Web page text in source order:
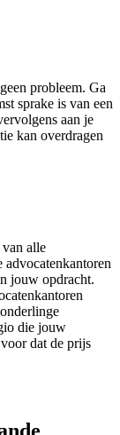
probleem. Ga
sprake is van een
aan je
kan overdragen
alle
jouw opdracht.
die jouw
dat de prijs